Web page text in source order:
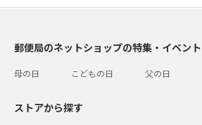
郵便局のネットショップの特集・イベント
母の日 こどもの日 父の日
ストアから探す